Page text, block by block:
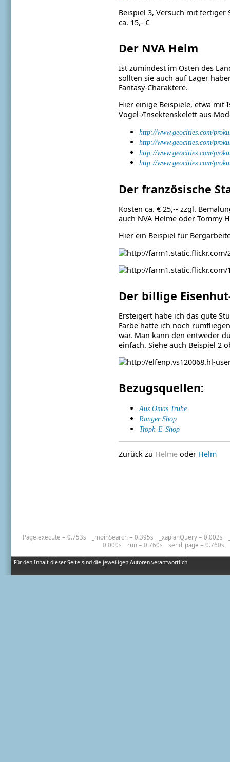
Beispiel 3, Versuch mit fertiger
ca. 15,- €
Der NVA Helm
Ist zumindest im Osten des
sollten sie auch auf Lager
Fantasy-Charaktere.
Hier einige Beispiele, etwa
Vogel-/Insektenskelett aus
http://www.geocities.com/
http://www.geocities.com/
http://www.geocities.com/
http://www.geocities.com/
Der französische
Kosten ca. € 25,-- zzgl.
auch NVA Helme oder Tommy
Hier ein Beispiel für
Der billige
Ersteigert habe ich das gute
Farbe hatte ich noch
war. Man kann den entweder
einfach. Siehe auch Beispiel 2
Bezugsquellen:
Aus Omas Truhe
Ranger Shop
Troph-E-Shop
Zurück zu Helmeoder Helm
Für den Inhalt dieser Seite sind die jeweiligen Autoren verantwortlich.
Page.execute = 0.753s _moinSearch = 0.395s _xapianQuery = 0.002s
0.000s
run = 0.760s send_page = 0.760s